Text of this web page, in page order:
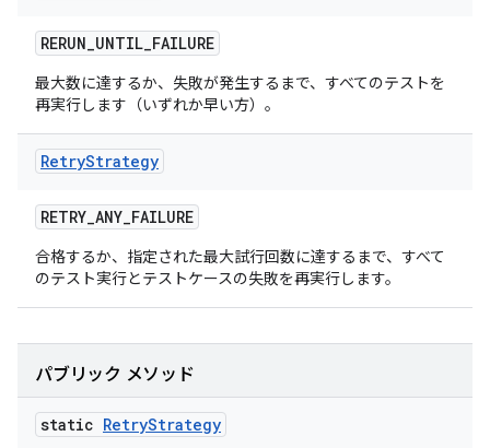
RERUN_UNTIL_FAILURE
最大数に達するか、失敗が発生するまで、すべてのテストを
再実行します（いずれか早い方）。
RetryStrategy
RETRY_ANY_FAILURE
合格するか、指定された最大試行回数に達するまで、すべて
のテスト実行とテストケースの失敗を再実行します。
パブリック メソッド
static RetryStrategy